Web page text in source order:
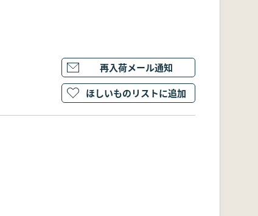
再入荷メール通知
ほしいものリストに追加